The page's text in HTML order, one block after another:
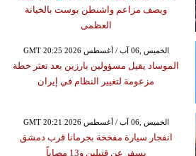
ويصف مزاعم واشنطن بوست بالخيانة
العظمى
GMT 20:25 2026 الخميس ,06 آب / أغسطس
الموساد يقيل مسؤولين بارزين بعد تعثر خطة
مزعومة لتغيير النظام في إيران
GMT 20:21 2026 الخميس ,06 آب / أغسطس
انفجار سيارة مفخخة بجرمانا قرب دمشق
يسفر عن قتيلين و13 مصاباً